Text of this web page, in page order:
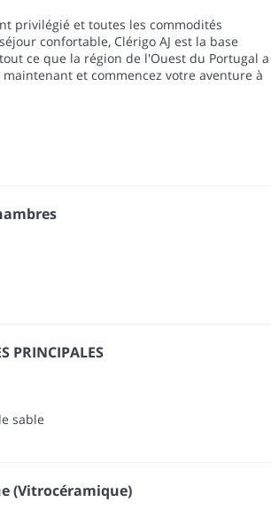
privilégié et toutes les commodités
confortable, Clérigo AJ est la base
ce que la région de l'Ouest du Portugal a
et commencez votre aventure à
PRINCIPALES
sable
(Vitrocéramique)